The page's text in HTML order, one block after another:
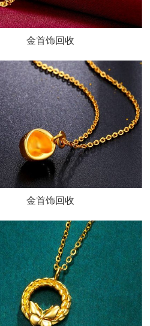
金首饰回收
金首饰回收